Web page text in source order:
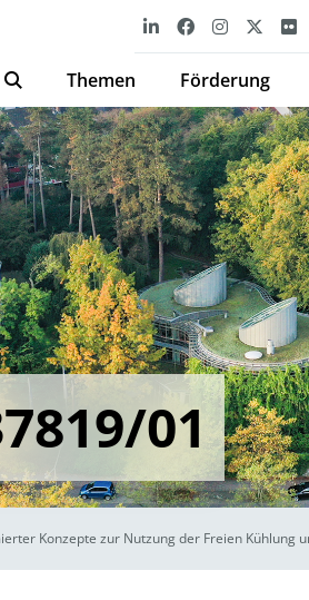
Themen Förderung
01
Konzepte zur Nutzung der Freien Kühlung